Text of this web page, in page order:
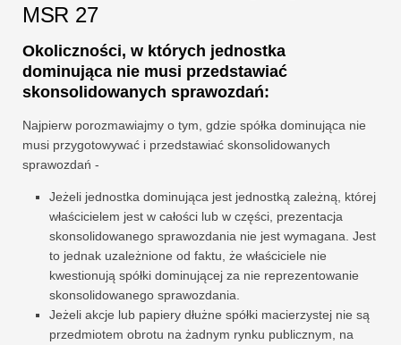
MSR 27
Okoliczności, w których jednostka
dominująca nie musi przedstawiać
skonsolidowanych sprawozdań:
Najpierw porozmawiajmy o tym, gdzie spółka dominująca nie
musi przygotowywać i przedstawiać skonsolidowanych
sprawozdań -
Jeżeli jednostka dominująca jest jednostką zależną, której
właścicielem jest w całości lub w części, prezentacja
skonsolidowanego sprawozdania nie jest wymagana. Jest
to jednak uzależnione od faktu, że właściciele nie
kwestionują spółki dominującej za nie reprezentowanie
skonsolidowanego sprawozdania.
Jeżeli akcje lub papiery dłużne spółki macierzystej nie są
przedmiotem obrotu na żadnym rynku publicznym, na